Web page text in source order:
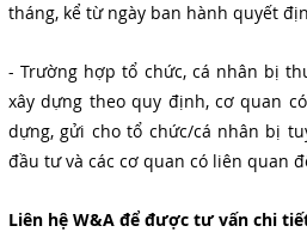
tháng, kể từ ngày ban hành quyết
- Trường hợp tổ chức, cá nhân bị
xây dựng theo quy định, cơ quan
dựng, gửi cho tổ chức/cá nhân bị
đầu tư và các cơ quan có liên quan
Liên hệ W&A để được tư vấn chi